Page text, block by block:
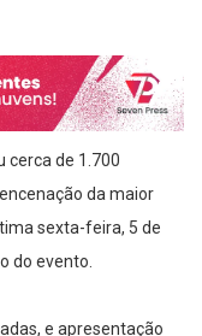
cerca de 1.700
da maior
sexta-feira, 5 de
do evento.
e apresentação